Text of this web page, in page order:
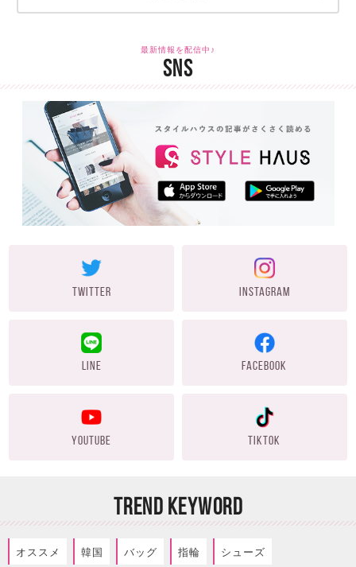
最新情報を配信中♪
SNS
TWITTER INSTAGRAM
LINE FACEBOOK
YOUTUBE TIKTOK
TREND KEYWORD
オススメ 韓国 バッグ 指輪 シューズ